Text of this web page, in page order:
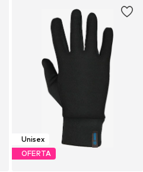
Unisex
OFERTA